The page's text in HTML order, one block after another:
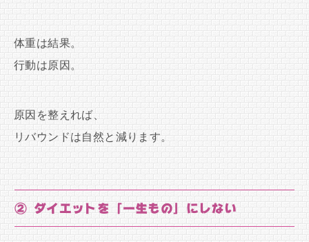
体重は結果。
行動は原因。
原因を整えれば、
リバウンドは自然と減ります。
② ダイエットを「一生もの」にしない